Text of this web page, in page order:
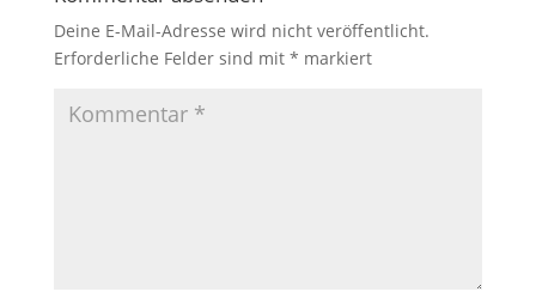
Deine E-Mail-Adresse wird nicht veröffentlicht.
Erforderliche Felder sind mit * markiert